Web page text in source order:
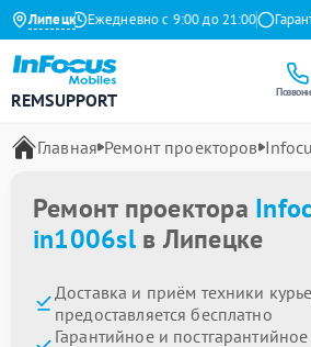
ЛипецкЕжедневно с 9:00 до 21:00
REMSUPPORT
Главная Ремонт проекторов
Ремонт проектора
in1006slв Липецке
Доставка и приём техники
предоставляется бесплатно
Гарантийное и